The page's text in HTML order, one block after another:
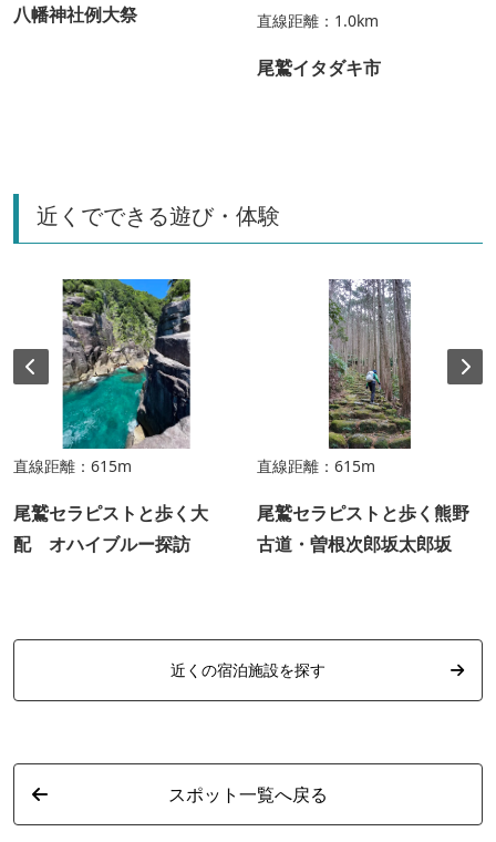
八幡神社例大祭 直線距離：1.0km
尾鷲イタダキ市
近くでできる遊び・体験
直線距離：615m
尾鷲セラピストと歩く大
配 オハイブルー探訪
直線距離：615m
尾鷲セラピストと歩く熊野
古道・曽根次郎坂太郎坂
近くの宿泊施設を探す
スポット一覧へ戻る